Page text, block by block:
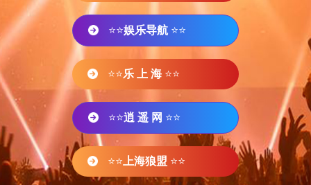
⭐⭐娱乐导航 ⭐⭐
⭐⭐乐 上 海 ⭐⭐
⭐⭐逍 遥 网 ⭐⭐
⭐⭐ 上海狼盟 ⭐⭐